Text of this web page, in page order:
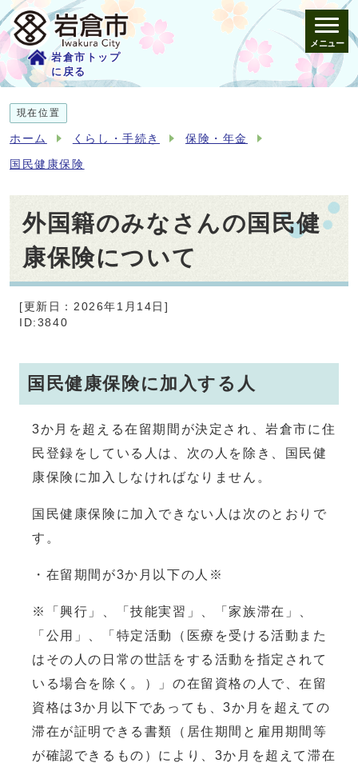
岩倉市トップ
に戻る
メニュー
現在位置
ホーム くらし・手続き 保険・年金
国民健康保険
外国籍のみなさんの国民健
康保険について
[更新日：2026年1月14日]
ID:3840
国民健康保険に加入する人
3か月を超える在留期間が決定され、岩倉市に住
民登録をしている人は、次の人を除き、国民健
康保険に加入しなければなりません。
国民健康保険に加入できない人は次のとおりで
す。
・在留期間が3か月以下の人※
※「興行」、「技能実習」、「家族滞在」、
「公用」、「特定活動（医療を受ける活動また
はその人の日常の世話をする活動を指定されて
いる場合を除く。）」の在留資格の人で、在留
資格は3か月以下であっても、3か月を超えての
滞在が証明できる書類（居住期間と雇用期間等
が確認できるもの）により、3か月を超えて滞在